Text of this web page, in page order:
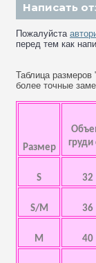
Написать
Пожалуйста
перед тем как
Таблица размеров
более точные
Размер
груди
S 32
S/M 36
M 40